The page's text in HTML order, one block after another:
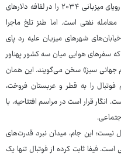
می‌شود تا هم دل ترامپ را به دست آورد و هم رویای میزبانی ۲۰۳۴ را در لفافه دلارهای
معامله نفتی است. اما طنز تلخ ماجرا
شهرهای میزبان علیه رد پای
سفرهای هوایی میان سه کشور پهناور
جهانی سبز» سخن می‌گویند. این همان
را به قطر و عربستان فروخت،
انگار قرار است در مراسم افتتاحیه، با
فوتبال نیست؛ این جام، میدان نبرد قدرت‌های
فیفا ثابت کرده از فوتبال تنها یک